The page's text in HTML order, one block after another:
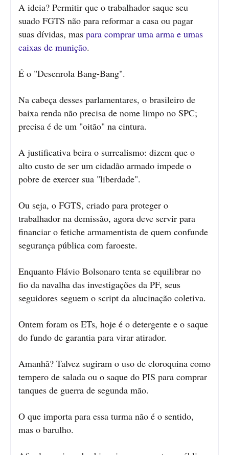
A ideia? Permitir que o trabalhador saque seu
suado FGTS não para reformar a casa ou pagar
suas dívidas, mas para comprar uma arma e umas
caixas de munição.
É o "Desenrola Bang-Bang".
Na cabeça desses parlamentares, o brasileiro de
baixa renda não precisa de nome limpo no SPC;
precisa é de um "oitão" na cintura.
A justificativa beira o surrealismo: dizem que o
alto custo de ser um cidadão armado impede o
pobre de exercer sua "liberdade".
Ou seja, o FGTS, criado para proteger o
trabalhador na demissão, agora deve servir para
financiar o fetiche armamentista de quem confunde
segurança pública com faroeste.
Enquanto Flávio Bolsonaro tenta se equilibrar no
fio da navalha das investigações da PF, seus
seguidores seguem o script da alucinação coletiva.
Ontem foram os ETs, hoje é o detergente e o saque
do fundo de garantia para virar atirador.
Amanhã? Talvez sugiram o uso de cloroquina como
tempero de salada ou o saque do PIS para comprar
tanques de guerra de segunda mão.
O que importa para essa turma não é o sentido,
mas o barulho.